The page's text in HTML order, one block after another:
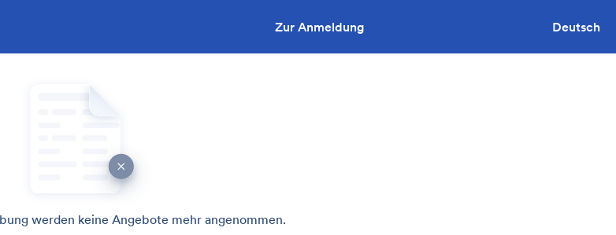
Zur Anmeldung Deutsch
werden keine Angebote mehr angenommen.